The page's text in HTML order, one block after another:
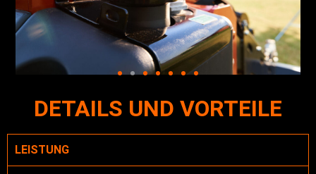
DETAILS UND VORTEILE
LEISTUNG